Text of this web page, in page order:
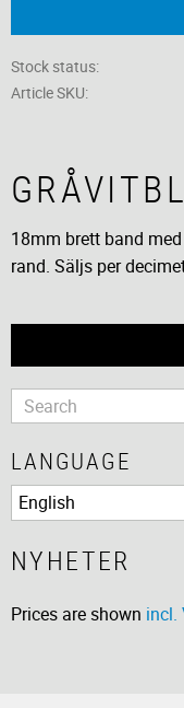
Stock status
Article SKU
18mm brett band
rand. Säljs per
LANGUAGE
NYHETER
Prices are shown incl.